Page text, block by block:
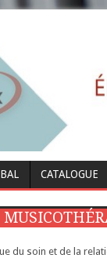
CATALOGUE
du soin et de la